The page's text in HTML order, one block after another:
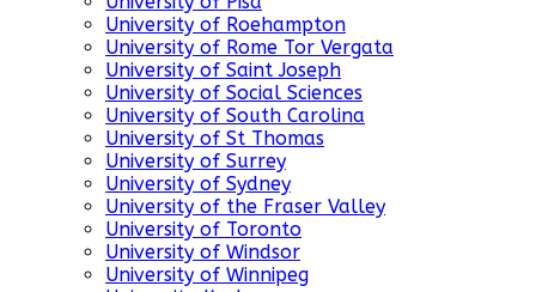
University of Roehampton
University of Rome Tor Vergata
University of Saint Joseph
University of Social Sciences
University of South Carolina
University of St Thomas
University of Surrey
University of Sydney
University of the Fraser Valley
University of Toronto
University of Windsor
University of Winnipeg